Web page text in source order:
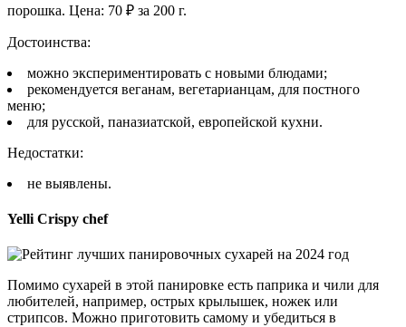
порошка. Цена: 70 ₽ за 200 г.
Достоинства:
можно экспериментировать с новыми блюдами;
рекомендуется веганам, вегетарианцам, для постного
меню;
для русской, паназиатской, европейской кухни.
Недостатки:
не выявлены.
Yelli Crispy chef
Помимо сухарей в этой панировке есть паприка и чили для
любителей, например, острых крылышек, ножек или
стрипсов. Можно приготовить самому и убедиться в